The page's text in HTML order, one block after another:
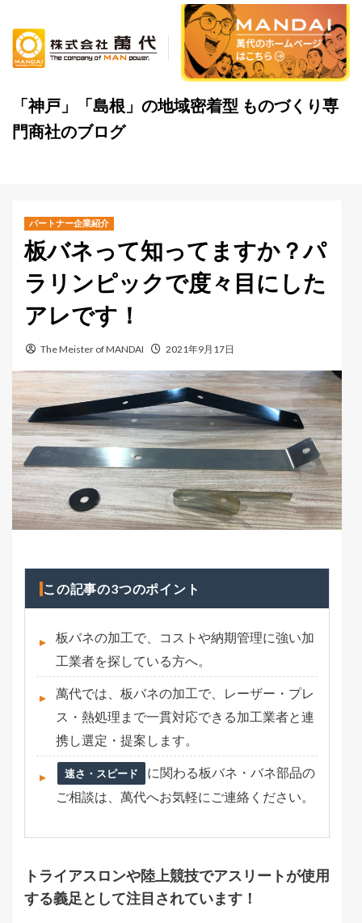
content
「神戸」「島根」の地域密着型 ものづくり専
門商社のブログ
パートナー企業紹介
板バネって知ってますか？パ
ラリンピックで度々目にした
アレです！
The Meister of MANDAI 2021年9月17日
この記事の3つのポイント
板バネの加工で、コストや納期管理に強い加
工業者を探している方へ。
萬代では、板バネの加工で、レーザー・プレ
ス・熱処理まで一貫対応できる加工業者と連
携し選定・提案します。
速さ・スピード
に関わる板バネ・バネ部品の
ご相談は、萬代へお気軽にご連絡ください。
トライアスロンや陸上競技でアスリートが使用
する義足として注目されています！